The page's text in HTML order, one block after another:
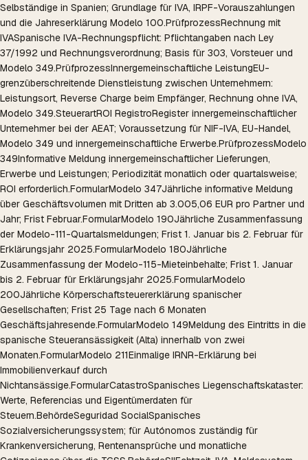
Selbständige in Spanien; Grundlage für IVA, IRPF-Vorauszahlungen
und die Jahreserklärung Modelo 100.PrüfprozessRechnung mit
IVASpanische IVA-Rechnungspflicht: Pflichtangaben nach Ley
37/1992 und Rechnungsverordnung; Basis für 303, Vorsteuer und
Modelo 349.PrüfprozessInnergemeinschaftliche LeistungEU-
grenzüberschreitende Dienstleistung zwischen Unternehmern:
Leistungsort, Reverse Charge beim Empfänger, Rechnung ohne IVA,
Modelo 349.SteuerartROI RegistroRegister innergemeinschaftlicher
Unternehmer bei der AEAT; Voraussetzung für NIF-IVA, EU-Handel,
Modelo 349 und innergemeinschaftliche Erwerbe.PrüfprozessModelo
349Informative Meldung innergemeinschaftlicher Lieferungen,
Erwerbe und Leistungen; Periodizität monatlich oder quartalsweise;
ROI erforderlich.FormularModelo 347Jährliche informative Meldung
über Geschäftsvolumen mit Dritten ab 3.005,06 EUR pro Partner und
Jahr; Frist Februar.FormularModelo 190Jährliche Zusammenfassung
der Modelo-111-Quartalsmeldungen; Frist 1. Januar bis 2. Februar für
Erklärungsjahr 2025.FormularModelo 180Jährliche
Zusammenfassung der Modelo-115-Mieteinbehalte; Frist 1. Januar
bis 2. Februar für Erklärungsjahr 2025.FormularModelo
200Jährliche Körperschaftsteuererklärung spanischer
Gesellschaften; Frist 25 Tage nach 6 Monaten
Geschäftsjahresende.FormularModelo 149Meldung des Eintritts in die
spanische Steueransässigkeit (Alta) innerhalb von zwei
Monaten.FormularModelo 211Einmalige IRNR-Erklärung bei
Immobilienverkauf durch
Nichtansässige.FormularCatastroSpanisches Liegenschaftskataster:
Werte, Referencias und Eigentümerdaten für
Steuern.BehördeSeguridad SocialSpanisches
Sozialversicherungssystem; für Autónomos zuständig für
Krankenversicherung, Rentenansprüche und monatliche